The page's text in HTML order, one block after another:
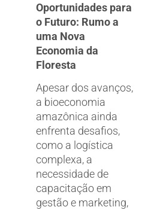
Oportunidades para
o Futuro: Rumo a
uma Nova
Economia da
Floresta
Apesar dos avanços,
a bioeconomia
amazônica ainda
enfrenta desafios,
como a logística
complexa, a
necessidade de
capacitação em
gestão e marketing,